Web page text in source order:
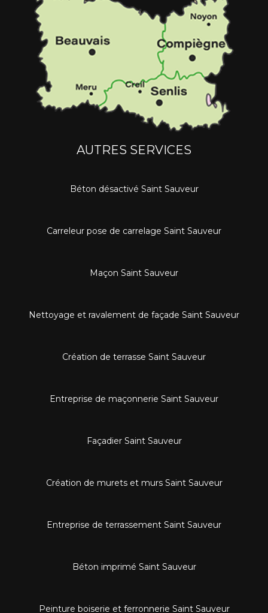
AUTRES SERVICES
Béton désactivé Saint Sauveur
Carreleur pose de carrelage Saint Sauveur
Maçon Saint Sauveur
Nettoyage et ravalement de façade Saint Sauveur
Création de terrasse Saint Sauveur
Entreprise de maçonnerie Saint Sauveur
Façadier Saint Sauveur
Création de murets et murs Saint Sauveur
Entreprise de terrassement Saint Sauveur
Béton imprimé Saint Sauveur
Peinture boiserie et ferronnerie Saint Sauveur